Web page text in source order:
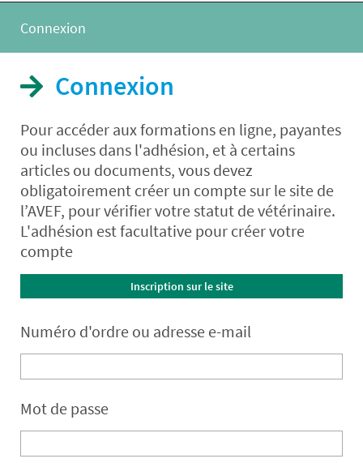
Connexion
Connexion
Pour accéder aux formations en ligne, payantes
ou incluses dans l'adhésion, et à certains
articles ou documents, vous devez
obligatoirement créer un compte sur le site de
l’AVEF, pour vérifier votre statut de vétérinaire.
L'adhésion est facultative pour créer votre
compte
Inscription sur le site
Numéro d'ordre ou adresse e-mail
Mot de passe